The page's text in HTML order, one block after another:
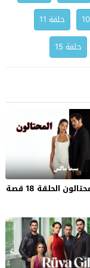
حلقة 11
حلقة 15
مسلسل المحتالون الحلقة 18 قصة